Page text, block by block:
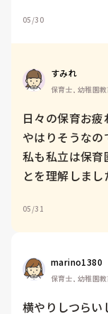
05/30
すみれ
保育士, 幼稚園
日々の保育お
やはりそうなの
私も私立は保育
とを理解しまし
05/31
marino1380
保育士, 幼稚園
横やりしつらい